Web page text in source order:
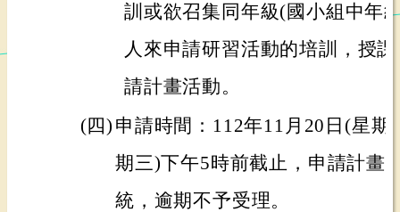
訓或欲召集同年級(國小組中年
人來申請研習活動的培訓，授
請計畫活動。
(四) 申請時間：112年11月20日(星期
期三)下午5時前截止，申請計畫
統，逾期不予受理。